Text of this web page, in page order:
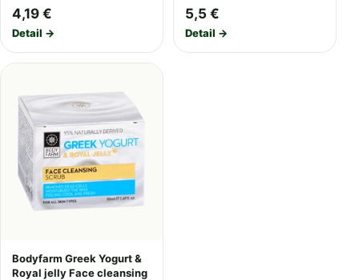
4,19 €
Detail →
5,5 €
Detail →
Bodyfarm Greek Yogurt &
Royal jelly Face cleansing